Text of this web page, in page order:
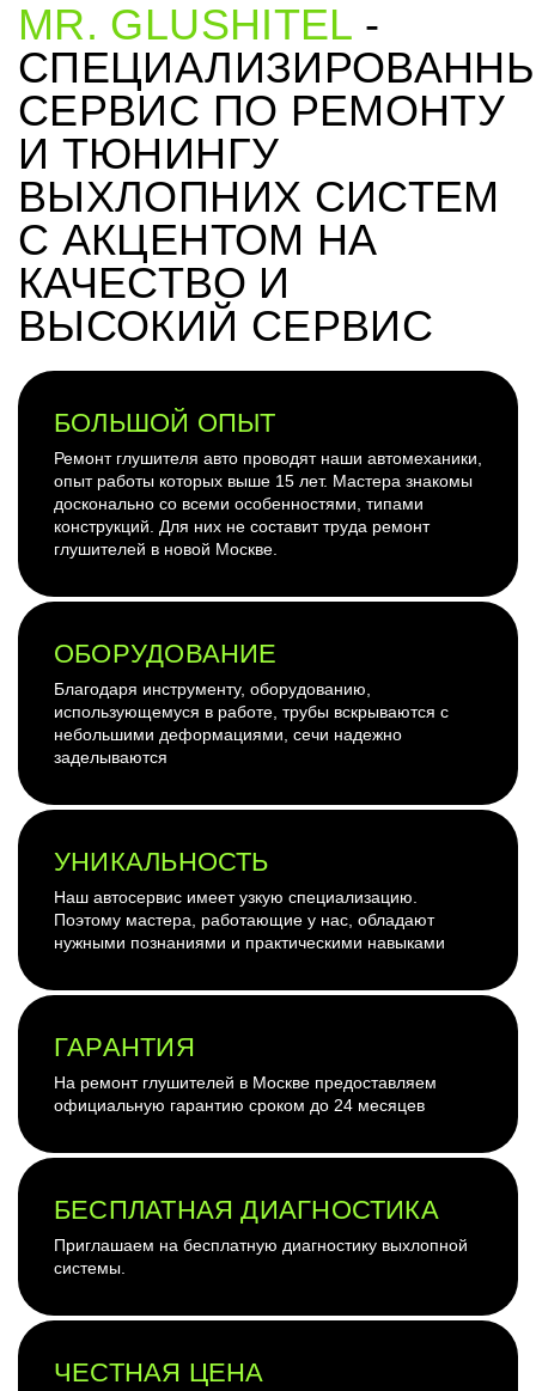
MR. GLUSHITEL -
СЕРВИС ПО РЕМОНТУ
И ТЮНИНГУ
ВЫХЛОПНИХ СИСТЕМ
С АКЦЕНТОМ НА
КАЧЕСТВО И
ВЫСОКИЙ СЕРВИС
БОЛЬШОЙ ОПЫТ
Ремонт глушителя авто проводят наши автомеханики,
опыт работы которых выше 15 лет. Мастера знакомы
досконально со всеми особенностями, типами
конструкций. Для них не составит труда ремонт
глушителей в новой Москве.
ОБОРУДОВАНИЕ
Благодаря инструменту, оборудованию,
использующемуся в работе, трубы вскрываются с
небольшими деформациями, сечи надежно
заделываются
УНИКАЛЬНОСТЬ
Наш автосервис имеет узкую специализацию.
Поэтому мастера, работающие у нас, обладают
нужными познаниями и практическими навыками
ГАРАНТИЯ
На ремонт глушителей в Москве предоставляем
официальную гарантию сроком до 24 месяцев
БЕСПЛАТНАЯ ДИАГНОСТИКА
Приглашаем на бесплатную диагностику выхлопной
системы.
ЧЕСТНАЯ ЦЕНА